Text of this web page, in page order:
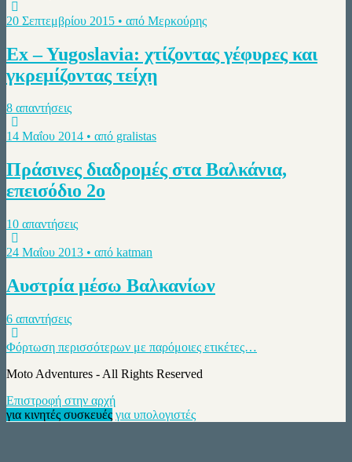
20 Σεπτεμβρίου 2015 • από Μερκούρης
Ex – Yugoslavia: χτίζοντας γέφυρες και
γκρεμίζοντας τείχη
8 απαντήσεις
14 Μαΐου 2014 • από gralistas
Πράσινες διαδρομές στα Βαλκάνια,
επεισόδιο 2ο
10 απαντήσεις
24 Μαΐου 2013 • από katman
Αυστρία μέσω Βαλκανίων
6 απαντήσεις
Φόρτωση περισσότερων με παρόμοιες ετικέτες…
Moto Adventures - All Rights Reserved
Επιστροφή στην αρχή
για κινητές συσκευές για υπολογιστές